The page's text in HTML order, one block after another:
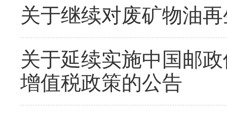
关于继续对废矿物油
关于延续实施中国邮
增值税政策的公告